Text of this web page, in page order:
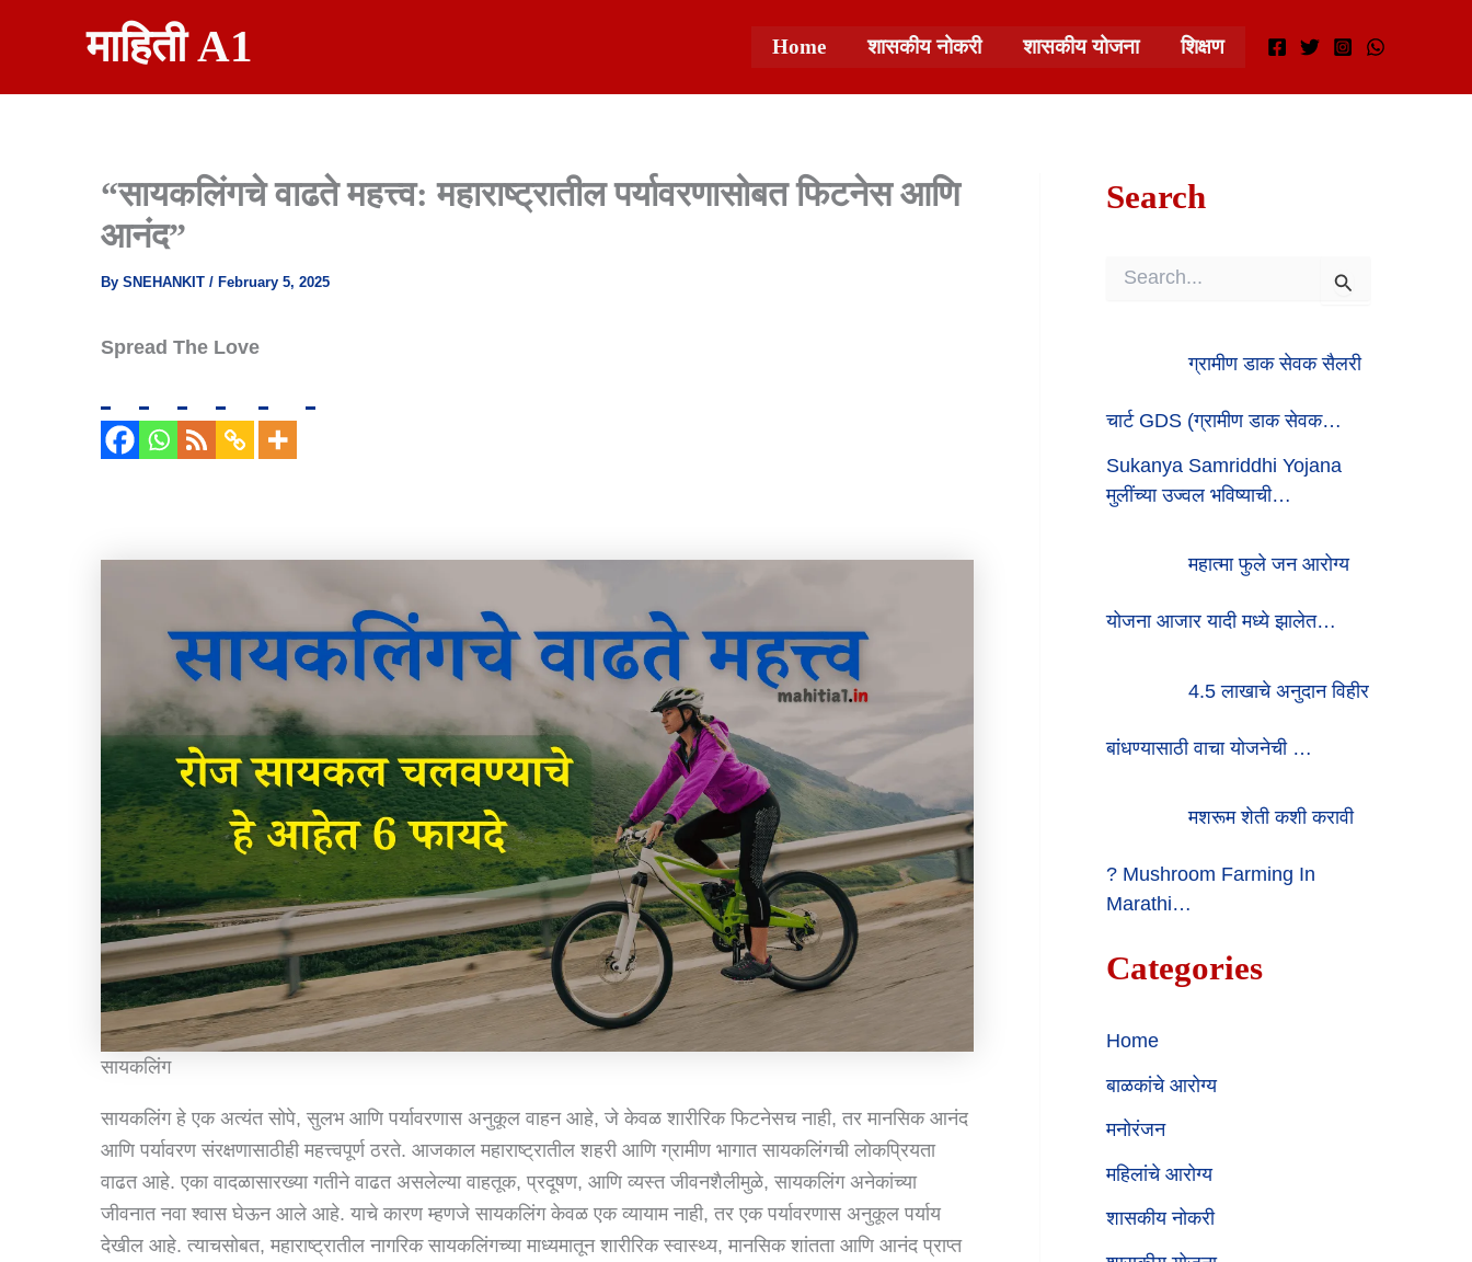
माहिती A1 Home शासकीय नोकरी शासकीय योजना शिक्षण
“सायकलिंगचे वाढते महत्त्व: महाराष्ट्रातील पर्यावरणासोबत फिटनेस आणि
आनंद”
By SNEHANKIT / February 5, 2025
Spread The Love
सायकलिंग
सायकलिंग हे एक अत्यंत सोपे, सुलभ आणि पर्यावरणास अनुकूल वाहन आहे, जे केवळ शारीरिक फिटनेसच नाही, तर मानसिक आनंद
आणि पर्यावरण संरक्षणासाठीही महत्त्वपूर्ण ठरते. आजकाल महाराष्ट्रातील शहरी आणि ग्रामीण भागात सायकलिंगची लोकप्रियता
वाढत आहे. एका वादळासारख्या गतीने वाढत असलेल्या वाहतूक, प्रदूषण, आणि व्यस्त जीवनशैलीमुळे, सायकलिंग अनेकांच्या
जीवनात नवा श्वास घेऊन आले आहे. याचे कारण म्हणजे सायकलिंग केवळ एक व्यायाम नाही, तर एक पर्यावरणास अनुकूल पर्याय
देखील आहे. त्याचसोबत, महाराष्ट्रातील नागरिक सायकलिंगच्या माध्यमातून शारीरिक स्वास्थ्य, मानसिक शांतता आणि आनंद प्राप्त
Search
:
ग्रामीण डाक सेवक सैलरी
चार्ट GDS (ग्रामीण डाक सेवक…
Sukanya Samriddhi Yojana
मुलींच्या उज्वल भविष्याची…
महात्मा फुले जन आरोग्य
योजना आजार यादी मध्ये झालेत…
4.5 लाखाचे अनुदान विहीर
बांधण्यासाठी वाचा योजनेची …
मशरूम शेती कशी करावी
? Mushroom Farming In
Marathi…
Categories
Home
बाळकांचे आरोग्य
मनोरंजन
महिलांचे आरोग्य
शासकीय नोकरी